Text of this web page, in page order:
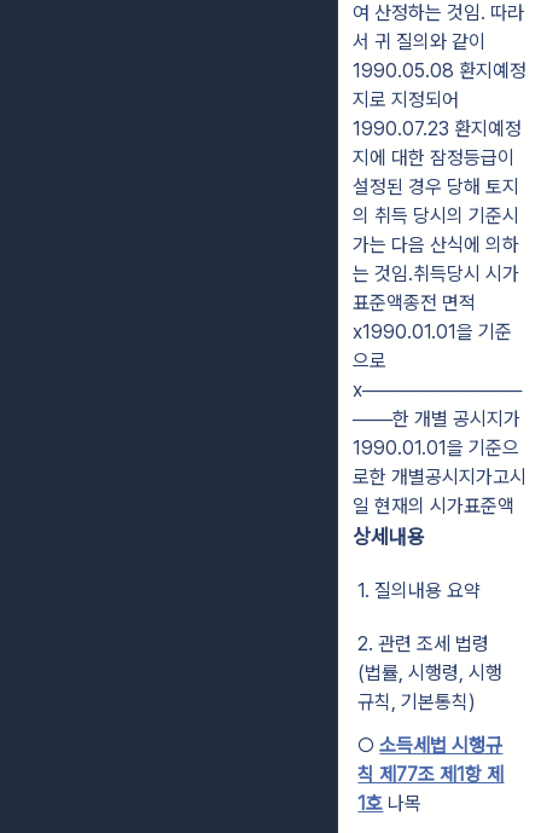
여 산정하는 것임. 따라
서 귀 질의와 같이
1990.05.08 환지예정
지로 지정되어
1990.07.23 환지예정
지에 대한 잠정등급이
설정된 경우 당해 토지
의 취득 당시의 기준시
가는 다음 산식에 의하
는 것임.취득당시 시가
표준액종전 면적
x1990.01.01을 기준
으로
x────────────
───한 개별 공시지가
1990.01.01을 기준으
로한 개별공시지가고시
일 현재의 시가표준액
상세내용
1. 질의내용 요약
2. 관련 조세 법령
(법률, 시행령, 시행
규칙, 기본통칙)
○소득세법 시행규
칙 제77조 제1항 제
1호 나목